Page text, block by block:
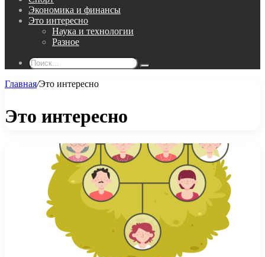
Экономика и финансы
Это интересно
Наука и технологии
Разное
Поиск...
Главная/Это интересно
Это интересно